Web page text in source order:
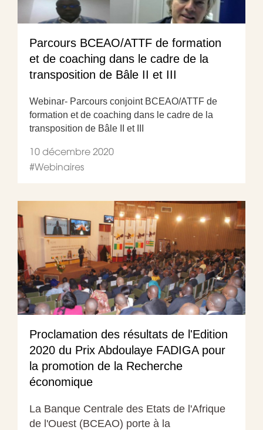
Parcours BCEAO/ATTF de formation
et de coaching dans le cadre de la
transposition de Bâle II et III
Webinar- Parcours conjoint BCEAO/ATTF de
formation et de coaching dans le cadre de la
transposition de Bâle II et III
10 décembre 2020
#Webinaires
Proclamation des résultats de l'Edition
2020 du Prix Abdoulaye FADIGA pour
la promotion de la Recherche
économique
La Banque Centrale des Etats de l'Afrique
de l'Ouest (BCEAO) porte à la